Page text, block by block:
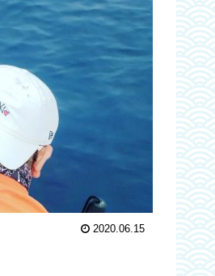
2020.06.15